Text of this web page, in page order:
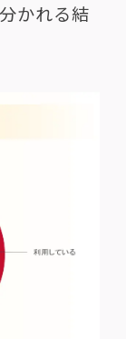
かれる結